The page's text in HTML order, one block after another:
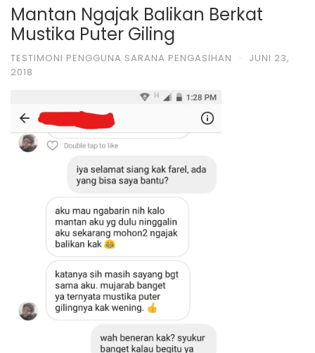
Mantan Ngajak Balikan Berkat
Mustika Puter Giling
TESTIMONI PENGGUNA SARANA PENGASIHAN ·
JUNI 23,
2018